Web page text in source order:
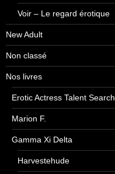
Voir – Le regard érotique
New Adult
Non classé
Nos livres
Erotic Actress Talent Search
Marion F.
Gamma Xi Delta
Harvestehude